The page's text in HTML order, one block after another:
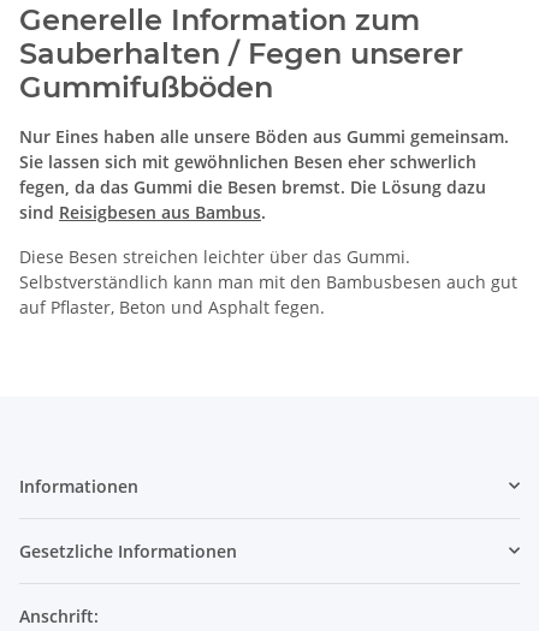
Generelle Information zum
Sauberhalten / Fegen unserer
Gummifußböden
Nur Eines haben alle unsere Böden aus Gummi gemeinsam.
Sie lassen sich mit gewöhnlichen Besen eher schwerlich
fegen, da das Gummi die Besen bremst. Die Lösung dazu
sind Reisigbesen aus Bambus.
Diese Besen streichen leichter über das Gummi.
Selbstverständlich kann man mit den Bambusbesen auch gut
auf Pflaster, Beton und Asphalt fegen.
Informationen
Gesetzliche Informationen
Anschrift: